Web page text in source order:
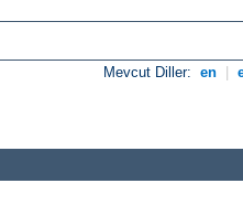
Mevcut Diller: en